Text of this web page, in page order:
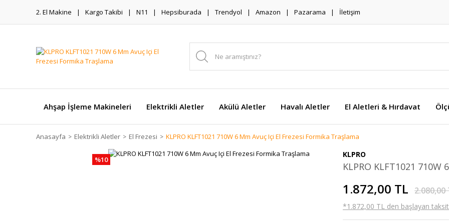
2. El Makine Kargo Takibi N11 Hepsiburada Trendyol Amazon Pazarama İletişim
Ahşap İşleme Makineleri Elektrikli Aletler Akülü Aletler Havalı Aletler El Aletleri & Hırdavat
Anasayfa Elektrikli Aletler El Frezesi KLPRO KLFT1021 710W 6 Mm Avuç Içi El Frezesi Formika Traşlama
%10
KLPRO
KLPRO KLFT1021
1.872,00 TL 2.080,00
*1.872,00 TL den başlayan